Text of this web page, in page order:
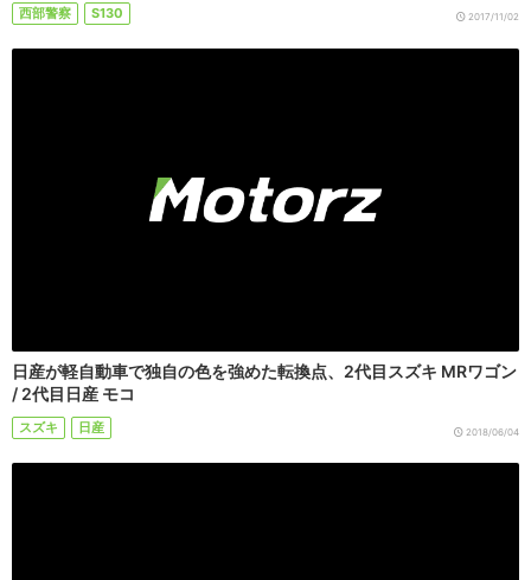
西部警察 S130 2017/11/02
日産が軽自動車で独自の色を強めた転換点、2代目スズキ MRワゴン
/ 2代目日産 モコ
スズキ 日産 2018/06/04